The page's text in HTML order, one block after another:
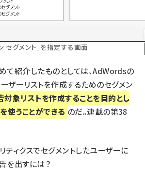
セグメント」を指定する画面
て紹介したものとしては、AdWordsの
ザーリストを作成するためのセグメン
対象リストを作成することを目的とし
使うことができる のだ。連載の第38
ティクスでセグメントしたユーザーに
を出すには？